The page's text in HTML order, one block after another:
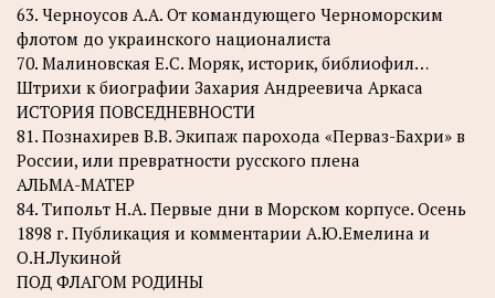
63. Черноусов А.А. От командующего Черноморским
флотом до украинского националиста
70. Малиновская Е.С. Моряк, историк, библиофил…
Штрихи к биографии Захария Андреевича Аркаса
ИСТОРИЯ ПОВСЕДНЕВНОСТИ
81. Познахирев В.В. Экипаж парохода «Перваз-Бахри» в
России, или превратности русского плена
АЛЬМА-МАТЕР
84. Типольт Н.А. Первые дни в Морском корпусе. Осень
1898 г. Публикация и комментарии А.Ю.Емелина и
О.Н.Лукиной
ПОД ФЛАГОМ РОДИНЫ